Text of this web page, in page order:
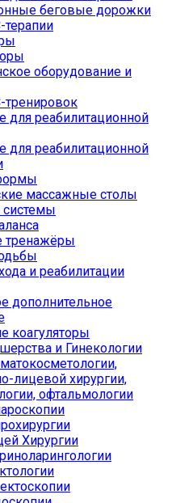
беговые дорожки
оборудование и
для реабилитационной
для реабилитационной
массажные столы
тренажёры
и реабилитации
дополнительное
коагуляторы
и Гинекологии
лицевой хирургии,
офтальмологии
Хирургии